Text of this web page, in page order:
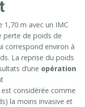
1,70 m avec un IMC
perte de poids de
correspond environ à
La reprise du poids
d’une opération
est considérée comme
la moins invasive et